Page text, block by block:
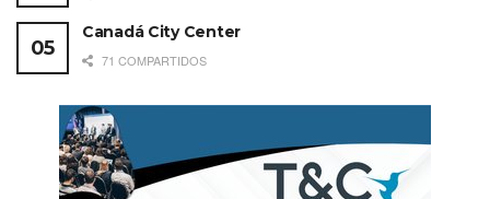
Canadá City Center
71 COMPARTIDOS